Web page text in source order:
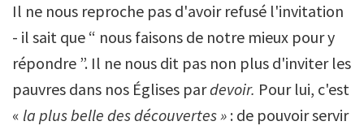
Il ne nous reproche pas d'avoir refusé l'invitation
- il sait que “ nous faisons de notre mieux pour y
répondre ”. Il ne nous dit pas non plus d'inviter les
pauvres dans nos Églises pardevoir. Pour lui, c'est
« la plus belle des découvertes » : de pouvoir servir